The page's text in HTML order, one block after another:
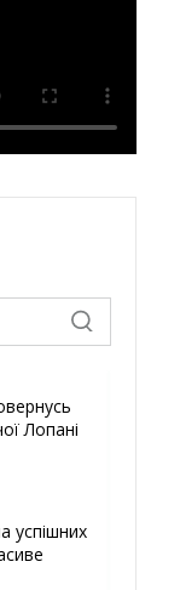
Лопані
успішних